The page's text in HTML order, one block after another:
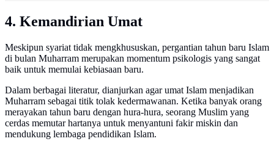
4. Kemandirian Umat
Meskipun syariat tidak mengkhususkan, pergantian tahun baru Islam
di bulan Muharram merupakan momentum psikologis yang sangat
baik untuk memulai kebiasaan baru.
Dalam berbagai literatur, dianjurkan agar umat Islam menjadikan
Muharram sebagai titik tolak kedermawanan. Ketika banyak orang
merayakan tahun baru dengan hura-hura, seorang Muslim yang
cerdas memutar hartanya untuk menyantuni fakir miskin dan
mendukung lembaga pendidikan Islam.